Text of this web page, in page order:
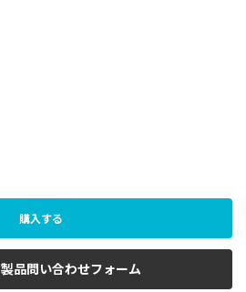
購入する
製品問い合わせフォーム